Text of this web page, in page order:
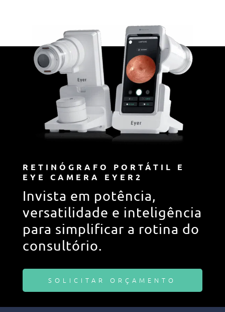
RETINÓGRAFO PORTÁTIL E
EYE CAMERA EYER2
Invista em potência,
versatilidade e inteligência
para simplificar a rotina do
consultório.
SOLICITAR ORÇAMENTO